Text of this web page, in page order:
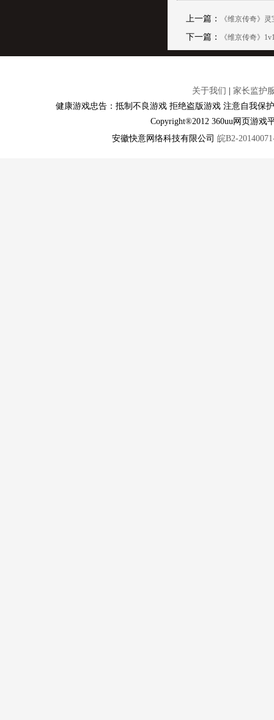
上一篇： 《维京传奇》
下一篇： 《维京传奇》
关于我们
家长监护
健康游戏忠告：抵制不良游戏 拒绝盗版游戏 注意自我保
Copyright®2012 360uu网页游
安徽快意网络科技有限公司 皖B2-